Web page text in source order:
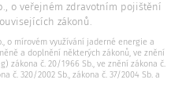
o veřejném zdravotním pojištění
zákonů.
o mírovém využívání jaderné energie a
a doplnění některých zákonů, ve znění
zákona č. 20/1966 Sb., ve znění zákona č.
č. 320/2002 Sb., zákona č. 37/2004 Sb. a